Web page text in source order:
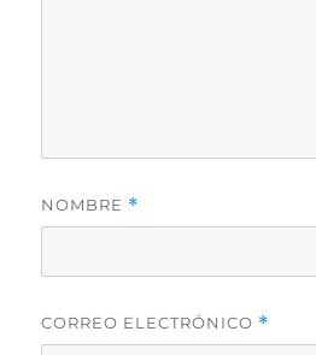
NOMBRE *
CORREO ELECTRÓNICO *